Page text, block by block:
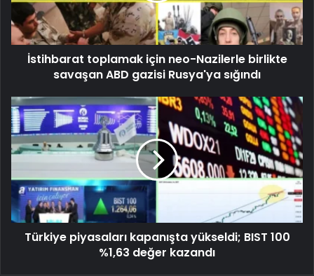
İstihbarat toplamak için neo-Nazilerle birlikte
savaşan ABD gazisi Rusya'ya sığındı
Türkiye piyasaları kapanışta yükseldi; BIST 100
%1,63 değer kazandı